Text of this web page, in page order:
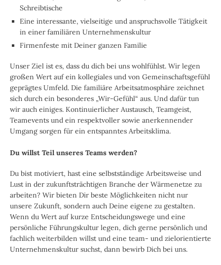
Schreibtische
Eine interessante, vielseitige und anspruchsvolle Tätigkeit
in einer familiären Unternehmenskultur
Firmenfeste mit Deiner ganzen Familie
Unser Ziel ist es, dass du dich bei uns wohlfühlst. Wir legen
großen Wert auf ein kollegiales und von Gemeinschaftsgefühl
geprägtes Umfeld. Die familiäre Arbeitsatmosphäre zeichnet
sich durch ein besonderes „Wir-Gefühl“ aus. Und dafür tun
wir auch einiges. Kontinuierlicher Austausch, Teamgeist,
Teamevents und ein respektvoller sowie anerkennender
Umgang sorgen für ein entspanntes Arbeitsklima.
Du willst Teil unseres Teams werden?
Du bist motiviert, hast eine selbstständige Arbeitsweise und
Lust in der zukunftsträchtigen Branche der Wärmenetze zu
arbeiten? Wir bieten Dir beste Möglichkeiten nicht nur
unsere Zukunft, sondern auch Deine eigene zu gestalten.
Wenn du Wert auf kurze Entscheidungswege und eine
persönliche Führungskultur legen, dich gerne persönlich und
fachlich weiterbilden willst und eine team- und zielorientierte
Unternehmenskultur suchst, dann bewirb Dich bei uns.